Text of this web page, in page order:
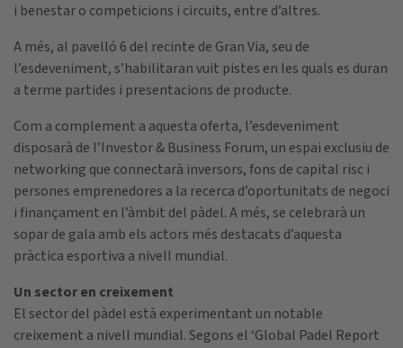
i benestar o competicions i circuits, entre d’altres.
A més, al pavelló 6 del recinte de Gran Via, seu de
l’esdeveniment, s’habilitaran vuit pistes en les quals es duran
a terme partides i presentacions de producte.
Com a complement a aquesta oferta, l’esdeveniment
disposarà de l’Investor & Business Forum, un espai exclusiu de
networking que connectarà inversors, fons de capital risc i
persones emprenedores a la recerca d’oportunitats de negoci
i finançament en l’àmbit del pàdel. A més, se celebrarà un
sopar de gala amb els actors més destacats d’aquesta
pràctica esportiva a nivell mundial.
Un sector en creixement
El sector del pàdel està experimentant un notable
creixement a nivell mundial. Segons el ‘Global Padel Report